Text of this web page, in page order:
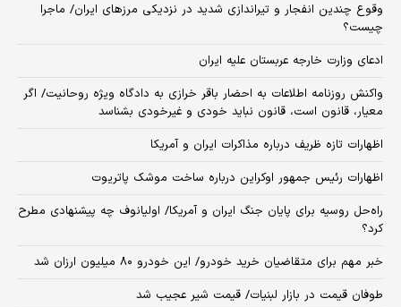
وقوع چندین انفجار و تیراندازی شدید در نزدیکی مرز‌های ایران/ ماجرا
چیست؟
ادعای وزارت خارجه عربستان علیه ایران
واکنش روزنامه اطلاعات به احضار باقر خرازی به دادگاه ویژه روحانیت/ اگر
معیار، قانون است، قانون نباید خودی و غیرخودی بشناسد
اظهارات تازه ظریف درباره مذاکرات ایران و آمریکا
اظهارات رئیس جمهور اوکراین درباره ساخت موشک پاتریوت
راه‌حل روسیه برای پایان جنگ ایران و آمریکا/ اولیانوف چه پیشنهادی مطرح
کرد؟
خبر مهم برای متقاضیان خرید خودرو/ این خودرو ۸۰ میلیون ارزان شد
طوفان قیمت در بازار لبنیات/ قیمت شیر عجیب شد